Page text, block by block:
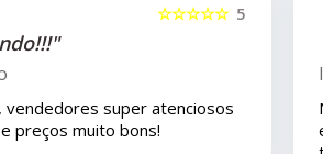
☆☆☆☆☆
uma peça para o carro com
livre e viajamos pouco